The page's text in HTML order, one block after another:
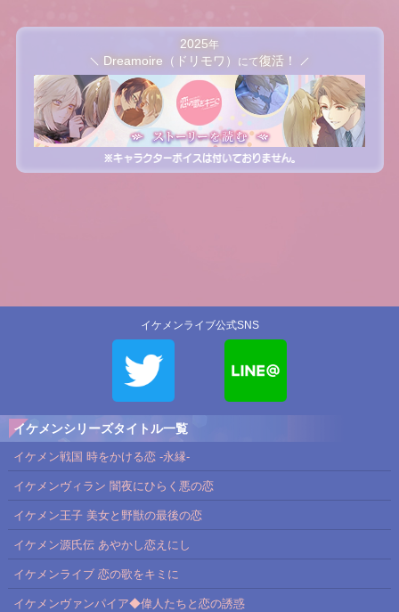
2025年
Dreamoire（ドリモワ） にて復活！
イケメンライブ公式SNS
イケメンシリーズタイトル一覧
イケメン戦国 時をかける恋 -永縁-
イケメンヴィラン 闇夜にひらく悪の恋
イケメン王子 美女と野獣の最後の恋
イケメン源氏伝 あやかし恋えにし
イケメンライブ 恋の歌をキミに
イケメンヴァンパイア◆偉人たちと恋の誘惑